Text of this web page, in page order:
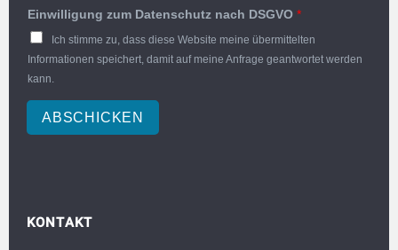
Einwilligung zum Datenschutz nach DSGVO *
Ich stimme zu, dass diese Website meine übermittelten
Informationen speichert, damit auf meine Anfrage geantwortet werden
kann.
ABSCHICKEN
KONTAKT